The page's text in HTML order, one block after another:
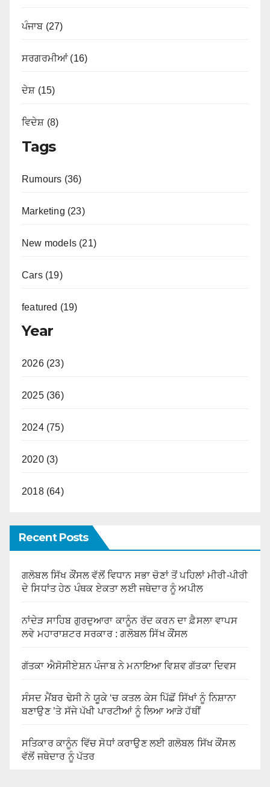
ਪੰਜਾਬ (27)
ਸਰਗਰਮੀਆਂ (16)
ਦੇਸ਼ (15)
ਵਿਦੇਸ਼ (8)
Tags
Rumours (36)
Marketing (23)
New models (21)
Cars (19)
featured (19)
Year
2026 (23)
2025 (36)
2024 (75)
2020 (3)
2018 (64)
Recent Posts
ਗਲੋਬਲ ਸਿੱਖ ਕੌਂਸਲ ਵੱਲੋਂ ਵਿਧਾਨ ਸਭਾ ਚੋਣਾਂ ਤੋਂ ਪਹਿਲਾਂ ਮੀਰੀ-ਪੀਰੀ
ਦੇ ਸਿਧਾਂਤ ਹੇਠ ਪੰਥਕ ਏਕਤਾ ਲਈ ਜਥੇਦਾਰ ਨੂੰ ਅਪੀਲ
ਨਾਂਦੇੜ ਸਾਹਿਬ ਗੁਰਦੁਆਰਾ ਕਾਨੂੰਨ ਰੱਦ ਕਰਨ ਦਾ ਫ਼ੈਸਲਾ ਵਾਪਸ
ਲਵੇ ਮਹਾਰਾਸ਼ਟਰ ਸਰਕਾਰ : ਗਲੋਬਲ ਸਿੱਖ ਕੌਂਸਲ
ਗੱਤਕਾ ਐਸੋਸੀਏਸ਼ਨ ਪੰਜਾਬ ਨੇ ਮਨਾਇਆ ਵਿਸ਼ਵ ਗੱਤਕਾ ਦਿਵਸ
ਸੰਸਦ ਮੈਂਬਰ ਢੇਸੀ ਨੇ ਯੂਕੇ ‘ਚ ਕਤਲ ਕੇਸ ਪਿੱਛੋਂ ਸਿੱਖਾਂ ਨੂੰ ਨਿਸ਼ਾਨਾ
ਬਣਾਉਣ ’ਤੇ ਸੱਜੇ ਪੱਖੀ ਪਾਰਟੀਆਂ ਨੂੰ ਲਿਆ ਆੜੇ ਹੱਥੀਂ
ਸਤਿਕਾਰ ਕਾਨੂੰਨ ਵਿੱਚ ਸੋਧਾਂ ਕਰਾਉਣ ਲਈ ਗਲੋਬਲ ਸਿੱਖ ਕੌਂਸਲ
ਵੱਲੋਂ ਜਥੇਦਾਰ ਨੂੰ ਪੱਤਰ